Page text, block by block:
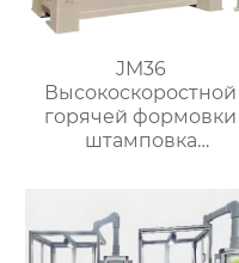
JM36
Высокоскоростной
горячей формовки
штамповка
для производства
латунных клапанов